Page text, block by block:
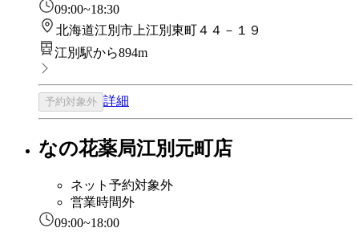
09:00~18:30
北海道江別市上江別東町４４－１９
江別駅から894m
予約対象外 詳細
なの花薬局江別元町店
ネット予約対象外
営業時間外
09:00~18:00